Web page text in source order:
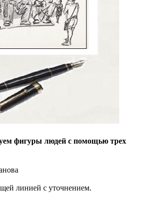
фигуры людей с помощью трех
линией с уточнением.